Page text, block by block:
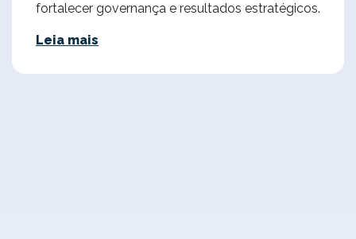
fortalecer governança e resultados estratégicos.
Leia mais